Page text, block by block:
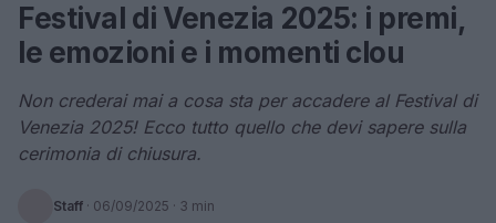
Festival di Venezia 2025: i premi,
le emozioni e i momenti clou
Non crederai mai a cosa sta per accadere al Festival di
Venezia 2025! Ecco tutto quello che devi sapere sulla
cerimonia di chiusura.
Staff · 06/09/2025 · 3 min